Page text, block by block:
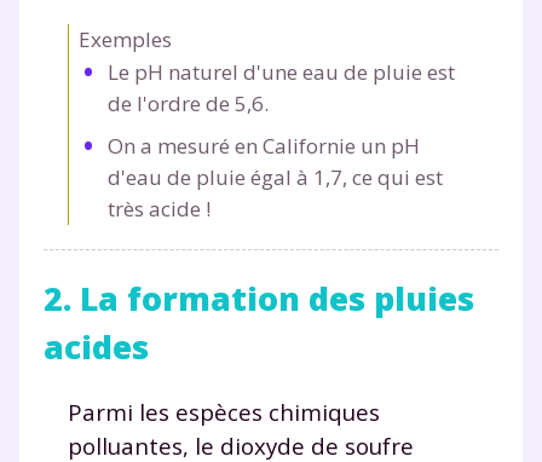
Exemples
Le pH naturel d'une eau de pluie est
de l'ordre de 5,6.
On a mesuré en Californie un pH
d'eau de pluie égal à 1,7, ce qui est
très acide !
2. La formation des pluies
acides
Parmi les espèces chimiques
polluantes, le dioxyde de soufre